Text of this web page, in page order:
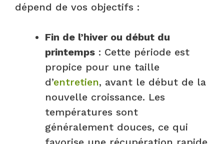
dépend de vos objectifs :
Fin de l’hiver ou début du
printemps : Cette période est
propice pour une taille
d’entretien, avant le début de la
nouvelle croissance. Les
températures sont
généralement douces, ce qui